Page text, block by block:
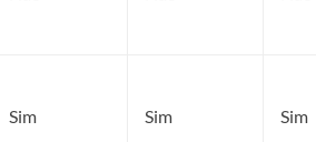
Sim Sim Sim